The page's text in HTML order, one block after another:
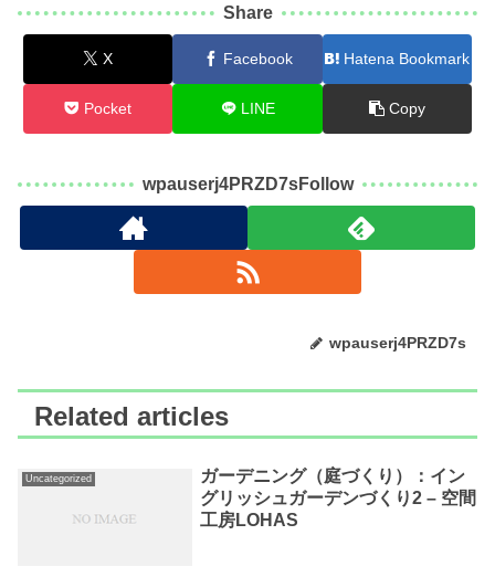
Share
X Facebook Hatena Bookmark
Pocket LINE Copy
wpauserj4PRZD7sFollow
wpauserj4PRZD7s
Related articles
Uncategorized
ガーデニング（庭づくり）：イン
グリッシュガーデンづくり2 – 空間
工房LOHAS